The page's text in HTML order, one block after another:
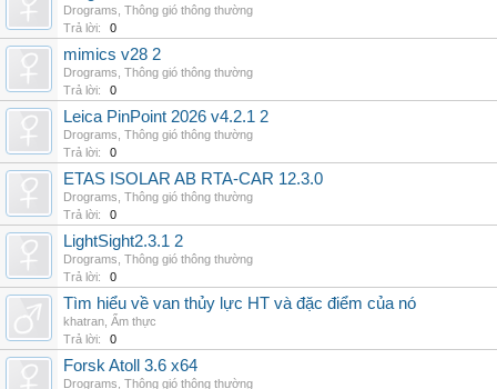
Drograms Thông gió thông thường
Trả lời:
0
mimics v28 2
Drograms Thông gió thông thường
Trả lời:
0
Leica PinPoint 2026 v4.2.1 2
Drograms Thông gió thông thường
Trả lời:
0
ETAS ISOLAR AB RTA-CAR 12.3.0
Drograms Thông gió thông thường
Trả lời:
0
LightSight2.3.1 2
Drograms Thông gió thông thường
Trả lời:
0
Tìm hiểu về van thủy lực HT và đặc điểm của nó
khatran Ẩm thực
Trả lời:
0
Forsk Atoll 3.6 x64
Drograms Thông gió thông thường